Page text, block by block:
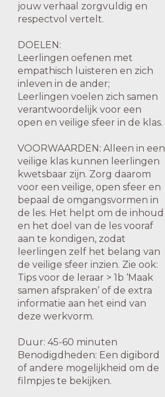
jouw verhaal zorgvuldig en
respectvol vertelt.
DOELEN:
Leerlingen oefenen met
empathisch luisteren en zich
inleven in de ander;
Leerlingen voelen zich samen
verantwoordelijk voor een
open en veilige sfeer in de klas.
VOORWAARDEN: Alleen in een
veilige klas kunnen leerlingen
kwetsbaar zijn. Zorg daarom
voor een veilige, open sfeer en
bepaal de omgangsvormen in
de les. Het helpt om de inhoud
en het doel van de les vooraf
aan te kondigen, zodat
leerlingen zelf het belang van
de veilige sfeer inzien. Zie ook:
Tips voor de leraar > 1b ‘Maak
samen afspraken’ of de extra
informatie aan het eind van
deze werkvorm.
Duur: 45-60 minuten
Benodigdheden: Een digibord
of andere mogelijkheid om de
filmpjes te bekijken.